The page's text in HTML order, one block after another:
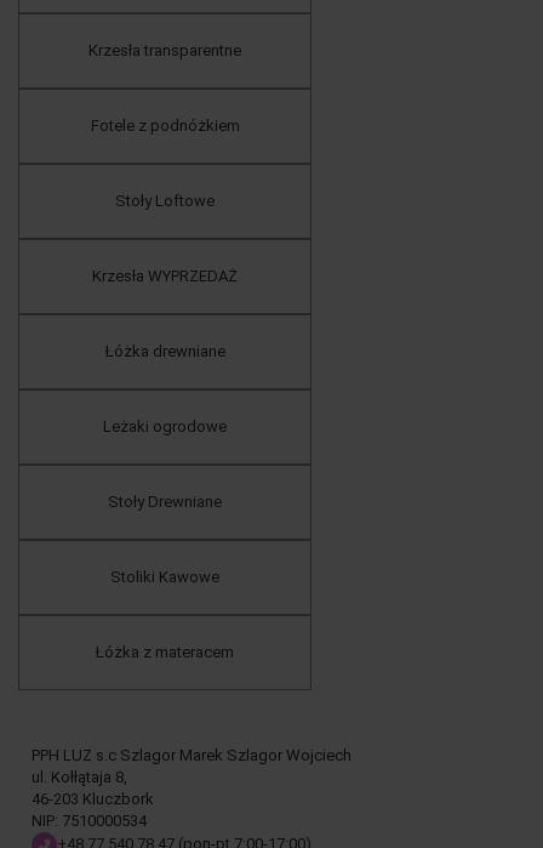
Krzesła transparentne
Fotele z podnóżkiem
Stoły Loftowe
Krzesła WYPRZEDAŻ
Łóżka drewniane
Leżaki ogrodowe
Stoły Drewniane
Stoliki Kawowe
Łóżka z materacem
PPH LUZ s.c Szlagor Marek Szlagor Wojciech
ul. Kołłątaja 8,
46-203 Kluczbork
NIP: 7510000534
+48 77 540 78 47 (pon-pt 7:00-17:00)